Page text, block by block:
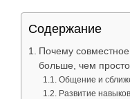
Содержание
Почему
больше, чем
Общение и
Развитие